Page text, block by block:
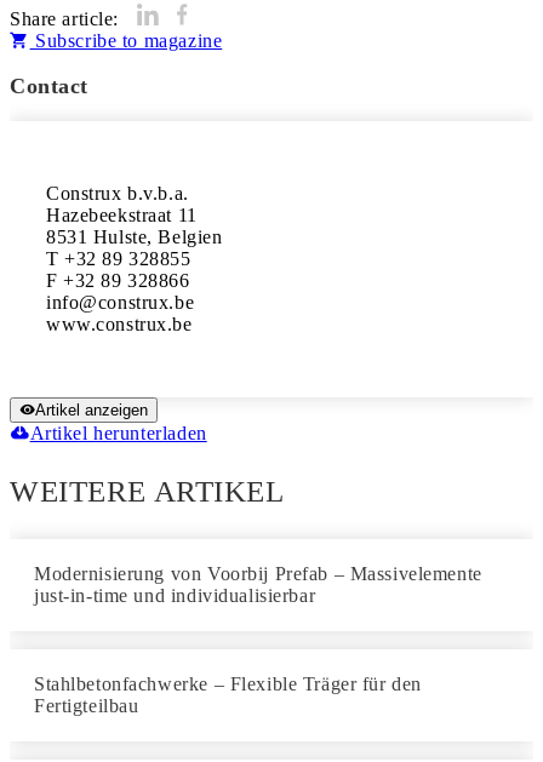
Share article:
Subscribe to magazine
Contact
Construx b.v.b.a.
Hazebeekstraat 11
8531 Hulste, Belgien
T +32 89 328855
F +32 89 328866
info@construx.be
www.construx.be
Artikel anzeigen
Artikel herunterladen
WEITERE ARTIKEL
Modernisierung von Voorbij Prefab – Massivelemente
just-in-time und individualisierbar
Stahlbetonfachwerke – Flexible Träger für den
Fertigteilbau